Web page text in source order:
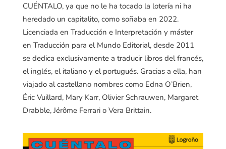
CUÉNTALO, ya que no le ha tocado la lotería ni ha
heredado un capitalito, como soñaba en 2022.
Licenciada en Traducción e Interpretación y máster
en Traducción para el Mundo Editorial, desde 2011
se dedica exclusivamente a traducir libros del francés,
el inglés, el italiano y el portugués. Gracias a ella, han
viajado al castellano nombres como Edna O’Brien,
Éric Vuillard, Mary Karr, Olivier Schrauwen, Margaret
Drabble, Jérôme Ferrari o Vera Brittain.